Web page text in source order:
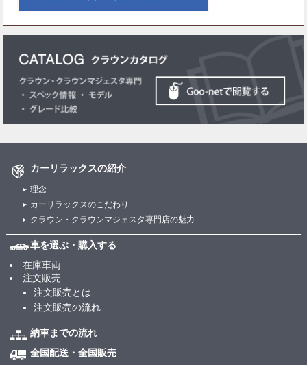
カーリラックスの紹介
理念
カーリラックスのこだわり
クラウン・クラウンマジェスタ専門店の魅力
車を選ぶ・購入する
在庫車両
注文販売
注文販売とは
注文販売の流れ
納車までの流れ
全国配送・全国販売